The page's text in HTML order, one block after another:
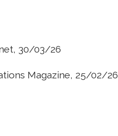
30/03/26
Magazine, 25/02/26